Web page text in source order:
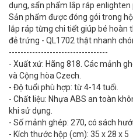
dụng, sẩn phẩm lắp ráp
Sản phẩm được đóng gói trong
lắp ráp từng chi tiết giúp bé hoàn
đẻ trứng - QL1702 thật nhanh
----------------------------------
- Xuất xứ: Hãng 818. Các mảnh
và Cộng hòa Czech.
- Độ tuổi phù hợp: từ 4-14 tuổi.
- Chất liệu: Nhựa ABS an toàn
khi sử dụng.
- Số mảnh ghép: 270, có sách
- Kích thước hộp (cm): 35 x 28 x 5